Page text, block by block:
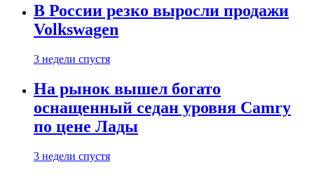
В России резко выросли продажи
Volkswagen
3 недели спустя
На рынок вышел богато
оснащенный седан уровня Camry
по цене Лады
3 недели спустя